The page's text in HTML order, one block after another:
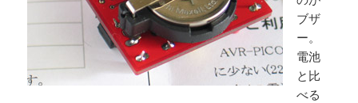
ブザ
ー。
電池
と比
べる